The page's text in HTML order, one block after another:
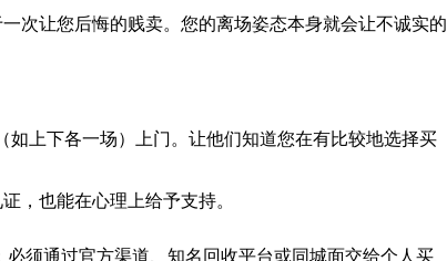
次让您后悔的贱卖。您的离场姿态本身就会让不诚实的
上下各一场）上门。让他们知道您在有比较地选择买
，也能在心理上给予支持。
须通过官方渠道、知名回收平台或同城面交给个人买